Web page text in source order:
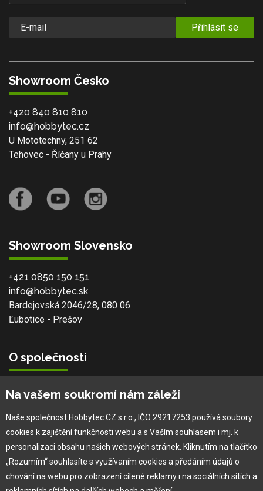
Přihlásit se
Showroom Česko
+420 840 810 810
info@hobbytec.cz
U Mototechny, 251 62
Tehovec - Říčany u Prahy
Showroom Slovensko
+421 0850 150 151
info@hobbytec.sk
Bardejovská 2046/28, 080 06
Ľubotice - Prešov
O společnosti
Vlastní výroba
Náš tým
O nás
Pro zákazníka
Obchodní podmínky
Na vašem soukromí nám záleží
Naše společnost Hobbytec CZ s.r.o., IČO 29217253 používá soubory
cookies k zajištění funkčnosti webu a s Vaším souhlasem i mj. k
personalizaci obsahu našich webových stránek. Kliknutím na tlačítko
„Rozumím“ souhlasíte s využívaním cookies a předáním údajů o
chování na webu pro zobrazení cílené reklamy i na sociálních sítích a